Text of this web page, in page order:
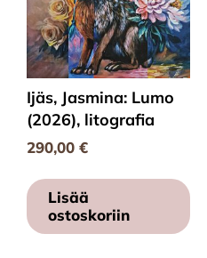
Ijäs, Jasmina: Lumo
(2026), litografia
290,00 €
Lisää
ostoskoriin